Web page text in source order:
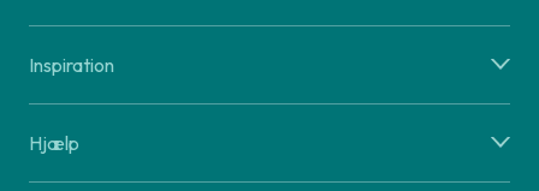
Inspiration
Hjælp